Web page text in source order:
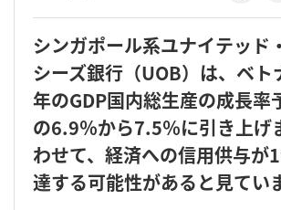
シンガポール系ユナイテッド
シーズ銀行（UOB）は、ベト
年のGDP国内総生産の成長率
の6.9％から7.5％に引き上げ
わせて、経済への信用供与が
達する可能性があると見てい